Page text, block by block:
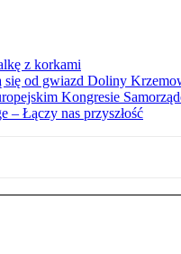
z korkami
od gwiazd Doliny
Kongresie
– Łączy nas przyszłość